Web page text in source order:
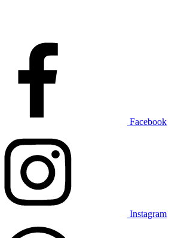
Facebook
Instagram